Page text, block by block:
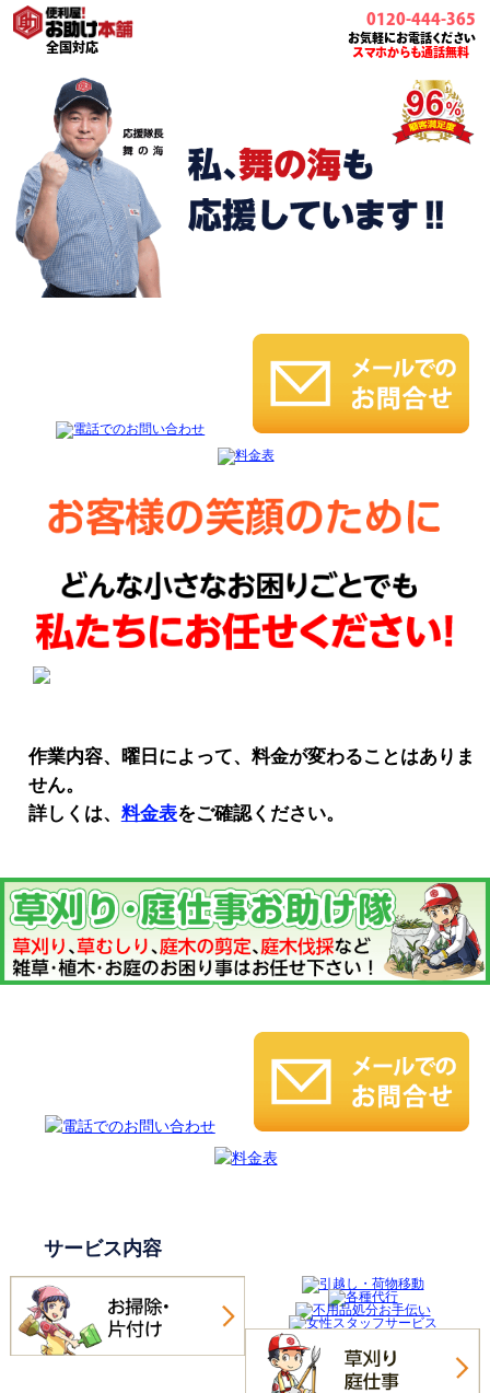
全国対応
0120-444-365
お気軽にお電話ください
スマホからも通話無料
作業内容、曜日によって、料金が変わることはありま
せん。
詳しくは、 料金表をご確認ください。
サービス内容